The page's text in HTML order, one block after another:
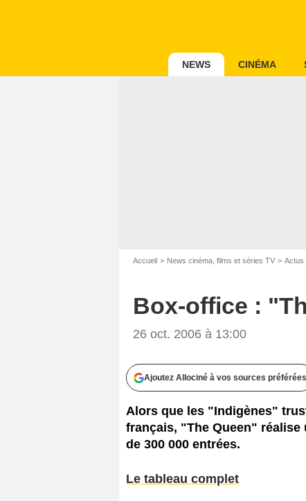
NEWS CINÉMA
Accueil News cinéma, films et séries TV Actus
Box-office :
26 oct. 2006 à 13:00
Ajoutez Allociné à vos sources préférées
Alors que les "Indigènes"
français, "The Queen" réalise
de 300 000 entrées.
Le tableau complet